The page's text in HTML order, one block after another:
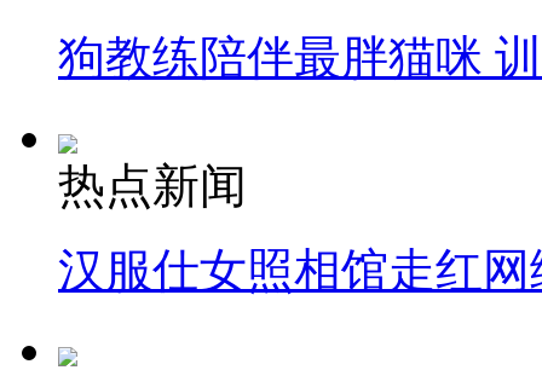
狗教练陪伴最胖猫咪
热点新闻
汉服仕女照相馆走红网